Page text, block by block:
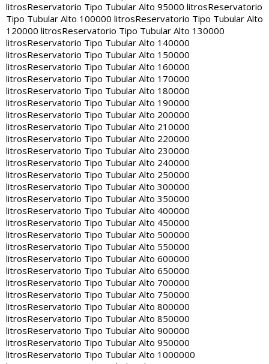
litrosReservatorio Tipo Tubular Alto 95000 litrosReservatorio
Tipo Tubular Alto 100000 litrosReservatorio Tipo Tubular Alto
120000 litrosReservatorio Tipo Tubular Alto 130000
litrosReservatorio Tipo Tubular Alto 140000
litrosReservatorio Tipo Tubular Alto 150000
litrosReservatorio Tipo Tubular Alto 160000
litrosReservatorio Tipo Tubular Alto 170000
litrosReservatorio Tipo Tubular Alto 180000
litrosReservatorio Tipo Tubular Alto 190000
litrosReservatorio Tipo Tubular Alto 200000
litrosReservatorio Tipo Tubular Alto 210000
litrosReservatorio Tipo Tubular Alto 220000
litrosReservatorio Tipo Tubular Alto 230000
litrosReservatorio Tipo Tubular Alto 240000
litrosReservatorio Tipo Tubular Alto 250000
litrosReservatorio Tipo Tubular Alto 300000
litrosReservatorio Tipo Tubular Alto 350000
litrosReservatorio Tipo Tubular Alto 400000
litrosReservatorio Tipo Tubular Alto 450000
litrosReservatorio Tipo Tubular Alto 500000
litrosReservatorio Tipo Tubular Alto 550000
litrosReservatorio Tipo Tubular Alto 600000
litrosReservatorio Tipo Tubular Alto 650000
litrosReservatorio Tipo Tubular Alto 700000
litrosReservatorio Tipo Tubular Alto 750000
litrosReservatorio Tipo Tubular Alto 800000
litrosReservatorio Tipo Tubular Alto 850000
litrosReservatorio Tipo Tubular Alto 900000
litrosReservatorio Tipo Tubular Alto 950000
litrosReservatorio Tipo Tubular Alto 1000000